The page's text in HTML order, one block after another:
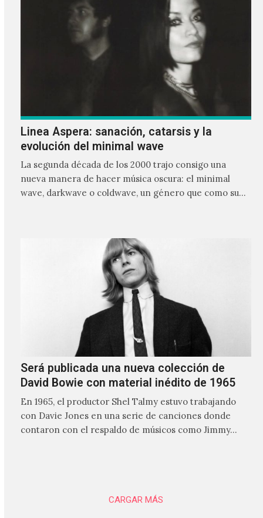
Linea Aspera: sanación, catarsis y la
evolución del minimal wave
La segunda década de los 2000 trajo consigo una
nueva manera de hacer música oscura: el minimal
wave, darkwave o coldwave, un género que como su
Será publicada una nueva colección de
David Bowie con material inédito de 1965
En 1965, el productor Shel Talmy estuvo trabajando
con Davie Jones en una serie de canciones donde
contaron con el respaldo de músicos como Jimmy…
CARGAR MÁS